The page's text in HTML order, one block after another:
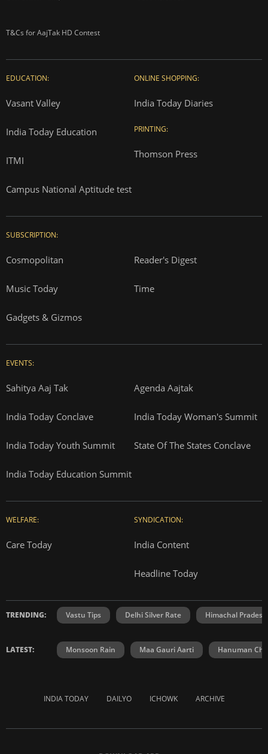
T&Cs for AajTak HD Contest
EDUCATION:
Vasant Valley
India Today Education
ITMI
Campus National Aptitude test
ONLINE SHOPPING:
India Today Diaries
PRINTING:
Thomson Press
SUBSCRIPTION:
Cosmopolitan Reader's Digest
Music Today Time
Gadgets & Gizmos
EVENTS:
Sahitya Aaj Tak Agenda Aajtak
India Today Conclave India Today Woman's Summit
India Today Youth Summit State Of The States Conclave
India Today Education Summit
WELFARE:
Care Today
SYNDICATION:
India Content
Headline Today
TRENDING: Vastu Tips Delhi Silver Rate Himachal
LATEST: Monsoon Rain Maa Gauri Aarti Hanuman
INDIA TODAY DAILYO ICHOWK ARCHIVE